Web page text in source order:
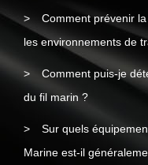
Comment prévenir
les environnements de
Comment puis-je
du fil marin ?
Sur quels
Marine est-il